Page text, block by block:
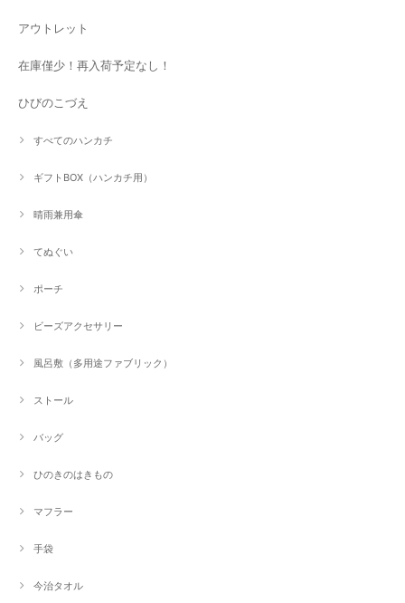
アウトレット
在庫僅少！再入荷予定なし！
ひびのこづえ
すべてのハンカチ
ギフトBOX（ハンカチ用）
晴雨兼用傘
てぬぐい
ポーチ
ビーズアクセサリー
風呂敷（多用途ファブリック）
ストール
バッグ
ひのきのはきもの
マフラー
手袋
今治タオル